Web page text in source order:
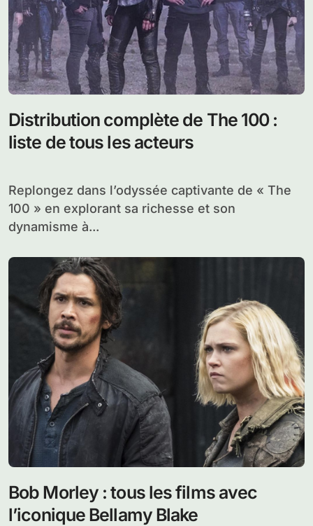
Distribution complète de The 100 :
liste de tous les acteurs
Replongez dans l’odyssée captivante de « The
100 » en explorant sa richesse et son
dynamisme à...
Bob Morley : tous les films avec
l’iconique Bellamy Blake